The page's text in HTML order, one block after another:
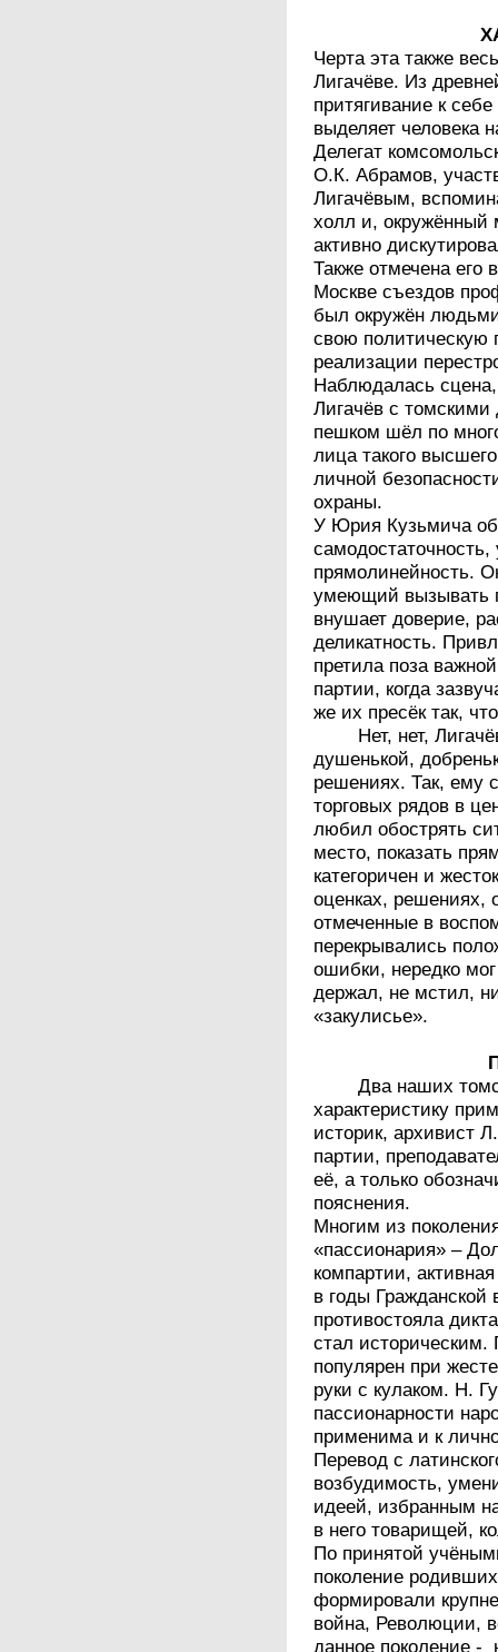
Черта эта также
Лигачёве. Из
притягивание к
выделяет человека
Делегат
О.К. Абрамов,
Лигачёвым,
холл и,
активно
Также отмечена его
Москве съездов
был окружён
свою
реализации
Наблюдалась
Лигачёв с томскими
пешком шёл по
лица такого
личной
охраны.
У Юрия Кузьмича
самодостаточность,
прямолинейность.
умеющий вызывать
внушает доверие,
деликатность.
претила поза
партии, когда
же их пресёк так,
Нет, нет,
душенькой,
решениях. Так, ему
торговых рядов в
любил обострять
место, показать
категоричен и
оценках, решениях,
отмеченные в
перекрывались
ошибки, нередко
держал, не мстил,
«закулисье».
Два наших
характеристику
историк, архивист
партии,
её, а только
пояснения.
Многим из
«пассионария» –
компартии,
в годы
противостояла
стал
популярен при
руки с кулаком. Н.
пассионарности
применима и к
Перевод с
возбудимость,
идеей, избранным
в него товарищей,
По принятой
поколение
формировали
война, Революции,
данное поколение -